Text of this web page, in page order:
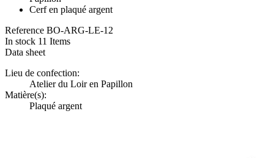
Cerf en plaqué argent
Reference BO-ARG-LE-12
In stock 11 Items
Data sheet
Lieu de confection:
Atelier du Loir en Papillon
Matière(s):
Plaqué argent